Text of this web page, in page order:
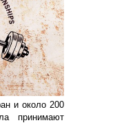
и около 200
принимают